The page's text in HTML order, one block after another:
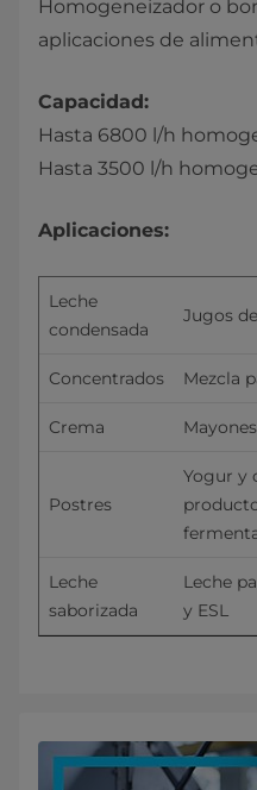
Homogeneizador o
aplicaciones de
Capacidad:
Hasta 6800 l/h
Hasta 3500 l/h
Aplicaciones:
Leche
condensada
Jugos
Concentrados Mezcla
Crema
Postres
Yogur y
Leche
saborizada
Leche
y ESL